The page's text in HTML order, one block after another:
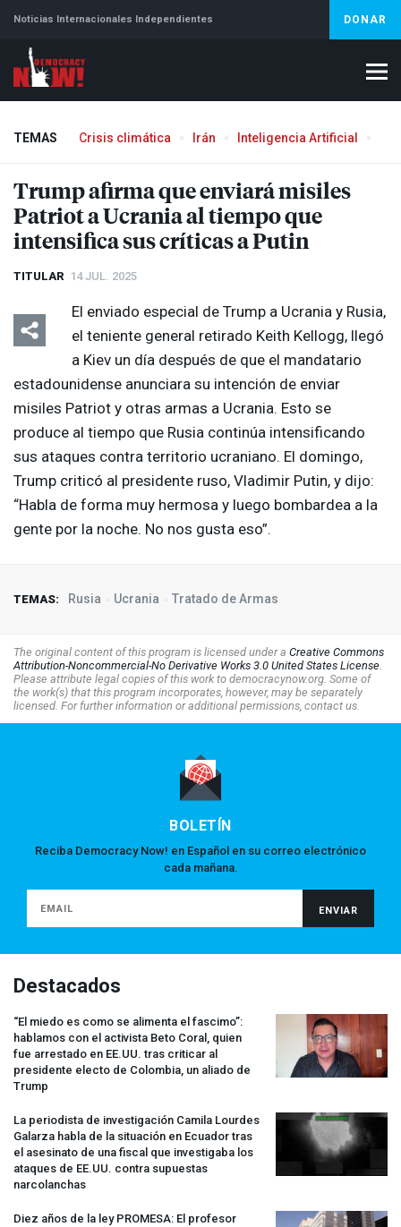
Noticias Internacionales Independientes DONAR
TEMAS Crisis climática Irán Inteligencia Artificial
Trump afirma que enviará misiles
Patriot a Ucrania al tiempo que
intensifica sus críticas a Putin
TITULAR 14 JUL. 2025
El enviado especial de Trump a Ucrania y Rusia,
el teniente general retirado Keith Kellogg, llegó
a Kiev un día después de que el mandatario
estadounidense anunciara su intención de enviar
misiles Patriot y otras armas a Ucrania. Esto se
produce al tiempo que Rusia continúa intensificando
sus ataques contra territorio ucraniano. El domingo,
Trump criticó al presidente ruso, Vladimir Putin, y dijo:
“Habla de forma muy hermosa y luego bombardea a la
gente por la noche. No nos gusta eso”.
TEMAS: Rusia Ucrania Tratado de Armas
The original content of this program is licensed under a Creative Commons
Attribution-Noncommercial-No Derivative Works 3.0 United States License.
Please attribute legal copies of this work to democracynow.org. Some of
the work(s) that this program incorporates, however, may be separately
licensed. For further information or additional permissions, contact us.
BOLETÍN
Reciba Democracy Now! en Español en su correo electrónico
cada mañana.
Destacados
“El miedo es como se alimenta el fascimo”:
hablamos con el activista Beto Coral, quien
fue arrestado en EE.UU. tras criticar al
presidente electo de Colombia, un aliado de
Trump
La periodista de investigación Camila Lourdes
Galarza habla de la situación en Ecuador tras
el asesinato de una fiscal que investigaba los
ataques de EE.UU. contra supuestas
narcolanchas
Diez años de la ley PROMESA: El profesor